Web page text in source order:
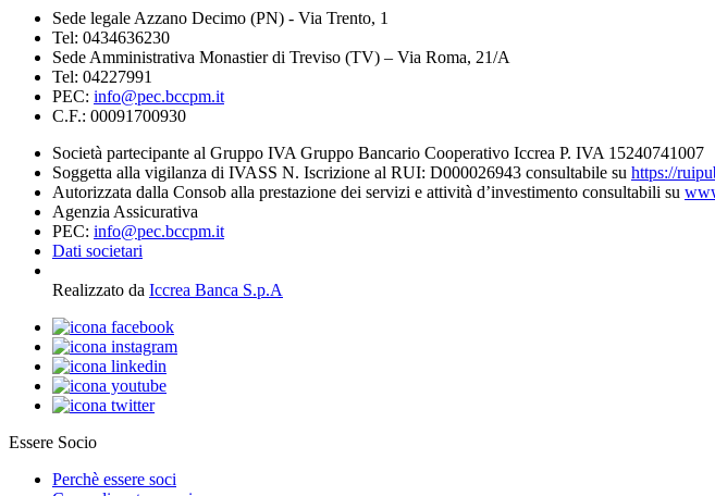
Sede legale Azzano Decimo (PN) - Via Trento, 1
Tel: 0434636230
Sede Amministrativa Monastier di Treviso (TV) – Via Roma, 21/A
Tel: 04227991
PEC: info@pec.bccpm.it
C.F.: 00091700930
Società partecipante al Gruppo IVA Gruppo Bancario Cooperativo Iccrea P. IVA 15240741007
Soggetta alla vigilanza di IVASS N. Iscrizione al RUI: D000026943 consultabile su https://
Autorizzata dalla Consob alla prestazione dei servizi e attività d’investimento consultabili su
Agenzia Assicurativa
PEC: info@pec.bccpm.it
Dati societari
Realizzato da Iccrea Banca S.p.A
Essere Socio
Perchè essere soci